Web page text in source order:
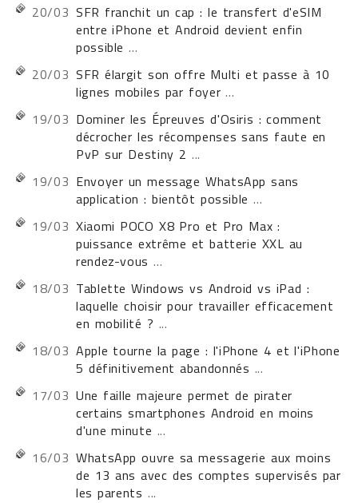
20/03 SFR franchit un cap : le transfert d'eSIM
entre iPhone et Android devient enfin
possible ...
20/03 SFR élargit son offre Multi et passe à 10
lignes mobiles par foyer ...
19/03 Dominer les Épreuves d'Osiris : comment
décrocher les récompenses sans faute en
PvP sur Destiny 2 ...
19/03 Envoyer un message WhatsApp sans
application : bientôt possible...
19/03 Xiaomi POCO X8 Pro et Pro Max :
puissance extrême et batterie XXL au
rendez-vous ...
18/03 Tablette Windows vs Android vs iPad :
laquelle choisir pour travailler efficacement
en mobilité ? ...
18/03 Apple tourne la page : l'iPhone 4 et l'iPhone
5 définitivement abandonnés ...
17/03 Une faille majeure permet de pirater
certains smartphones Android en moins
d'une minute ...
16/03 WhatsApp ouvre sa messagerie aux moins
de 13 ans avec des comptes supervisés par
les parents ...